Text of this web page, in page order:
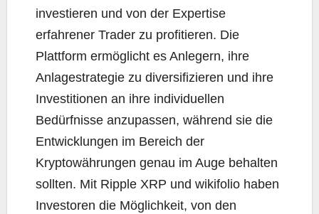
investieren und von der Expertise
erfahrener Trader zu profitieren. Die
Plattform ermöglicht es Anlegern, ihre
Anlagestrategie zu diversifizieren und ihre
Investitionen an ihre individuellen
Bedürfnisse anzupassen, während sie die
Entwicklungen im Bereich der
Kryptowährungen genau im Auge behalten
sollten. Mit Ripple XRP und wikifolio haben
Investoren die Möglichkeit, von den